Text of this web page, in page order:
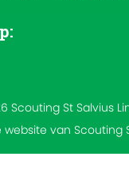
Scouting St Salvius
van Scouting